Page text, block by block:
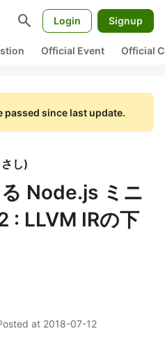
search Login Signup
Official Event Official
passed since last update.
し)
Node.js ミニ
: LLVM IRの下
at 2018-07-12